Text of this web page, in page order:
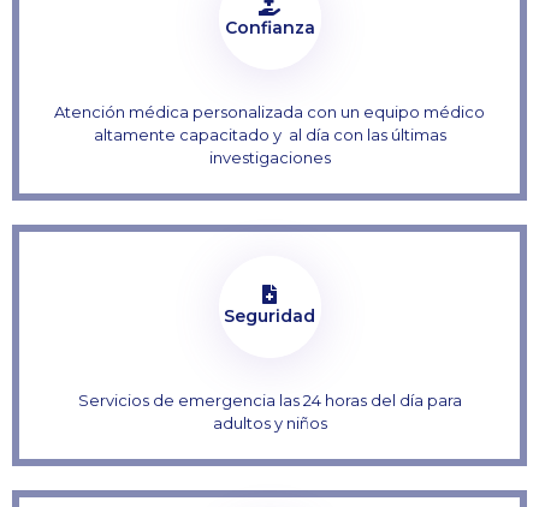
Confianza
Atención médica personalizada con un equipo médico
altamente capacitado y al día con las últimas
investigaciones
Seguridad
Servicios de emergencia las 24 horas del día para
adultos y niños